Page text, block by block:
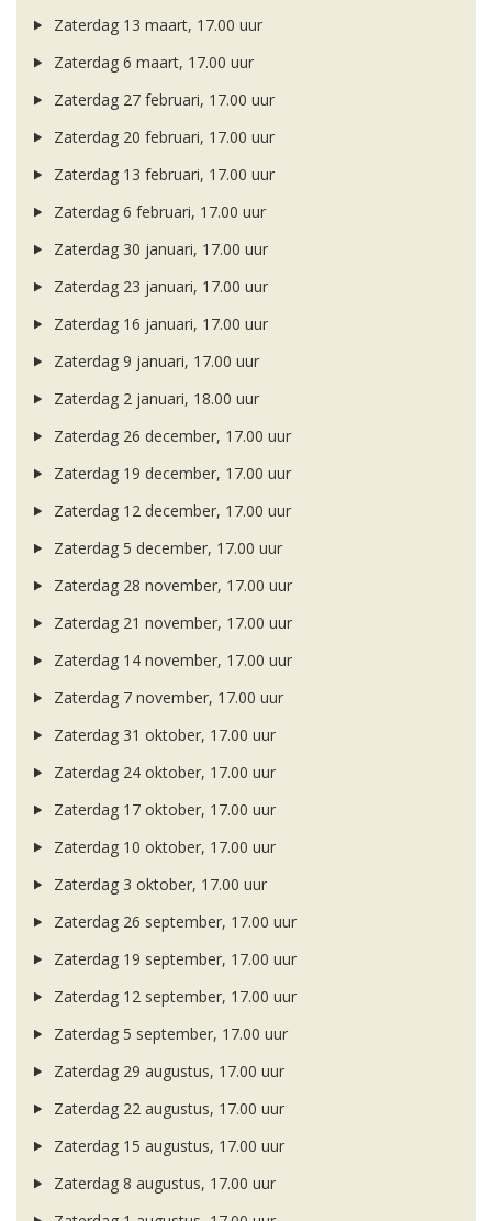
Zaterdag 13 maart, 17.00 uur
Zaterdag 6 maart, 17.00 uur
Zaterdag 27 februari, 17.00 uur
Zaterdag 20 februari, 17.00 uur
Zaterdag 13 februari, 17.00 uur
Zaterdag 6 februari, 17.00 uur
Zaterdag 30 januari, 17.00 uur
Zaterdag 23 januari, 17.00 uur
Zaterdag 16 januari, 17.00 uur
Zaterdag 9 januari, 17.00 uur
Zaterdag 2 januari, 18.00 uur
Zaterdag 26 december, 17.00 uur
Zaterdag 19 december, 17.00 uur
Zaterdag 12 december, 17.00 uur
Zaterdag 5 december, 17.00 uur
Zaterdag 28 november, 17.00 uur
Zaterdag 21 november, 17.00 uur
Zaterdag 14 november, 17.00 uur
Zaterdag 7 november, 17.00 uur
Zaterdag 31 oktober, 17.00 uur
Zaterdag 24 oktober, 17.00 uur
Zaterdag 17 oktober, 17.00 uur
Zaterdag 10 oktober, 17.00 uur
Zaterdag 3 oktober, 17.00 uur
Zaterdag 26 september, 17.00 uur
Zaterdag 19 september, 17.00 uur
Zaterdag 12 september, 17.00 uur
Zaterdag 5 september, 17.00 uur
Zaterdag 29 augustus, 17.00 uur
Zaterdag 22 augustus, 17.00 uur
Zaterdag 15 augustus, 17.00 uur
Zaterdag 8 augustus, 17.00 uur